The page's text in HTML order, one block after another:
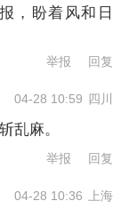
方面普遍趋
学家南希·
来，劳动力
个月初请失
过，我们始
，盼着风和日
举报 回复
04-28 10:59 四川
乱麻。
举报 回复
04-28 10:36 上海